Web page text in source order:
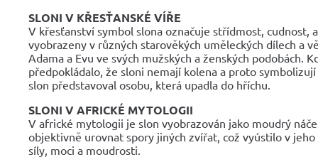
SLONI V KŘESŤANSKÉ VÍŘE
V křesťanství symbol slona označuje střídmost, cudnost,
vyobrazeny v různých starověkých uměleckých dílech a
Adama a Evu ve svých mužských a ženských podobách.
předpokládalo, že sloni nemají kolena a proto symbolizují
slon představoval osobu, která upadla do hříchu.
SLONI V AFRICKÉ MYTOLOGII
V africké mytologii je slon vyobrazován jako moudrý
objektivně urovnat spory jiných zvířat, což vyústilo v
síly, moci a moudrosti.